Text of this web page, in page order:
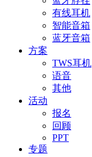
有线耳机
智能音箱
蓝牙音箱
方案
TWS耳机
语音
其他
活动
报名
回顾
PPT
专题